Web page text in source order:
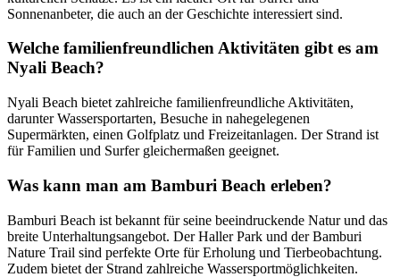
Sonnenanbeter, die auch an der Geschichte interessiert sind.
Welche familienfreundlichen Aktivitäten gibt es am
Nyali Beach?
Nyali Beach bietet zahlreiche familienfreundliche Aktivitäten,
darunter Wassersportarten, Besuche in nahegelegenen
Supermärkten, einen Golfplatz und Freizeitanlagen. Der Strand ist
für Familien und Surfer gleichermaßen geeignet.
Was kann man am Bamburi Beach erleben?
Bamburi Beach ist bekannt für seine beeindruckende Natur und das
breite Unterhaltungsangebot. Der Haller Park und der Bamburi
Nature Trail sind perfekte Orte für Erholung und Tierbeobachtung.
Zudem bietet der Strand zahlreiche Wassersportmöglichkeiten.